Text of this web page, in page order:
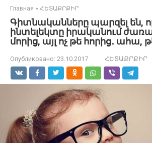
Главная » ՀԵՏԱՔՐՔԻՐ
Գիտնականները պարզել են,
ինտելեկտը իրականում
մորից, այլ ոչ թե հորից․ ահա,
Опубликовано: 23.10.2017 ՀԵՏԱՔՐՔԻՐ